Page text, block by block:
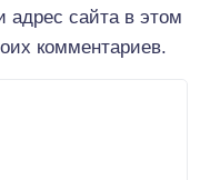
адрес сайта в этом
комментариев.